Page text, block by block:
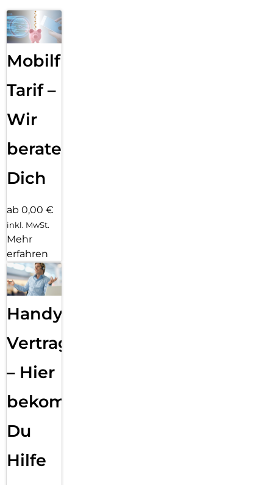
Mobilfunk
Tarif –
Wir
beraten
Dich
ab 0,00 €
inkl. MwSt.
Mehr
erfahren
Handy
Vertragsabwicklung
– Hier
bekommst
Du
Hilfe